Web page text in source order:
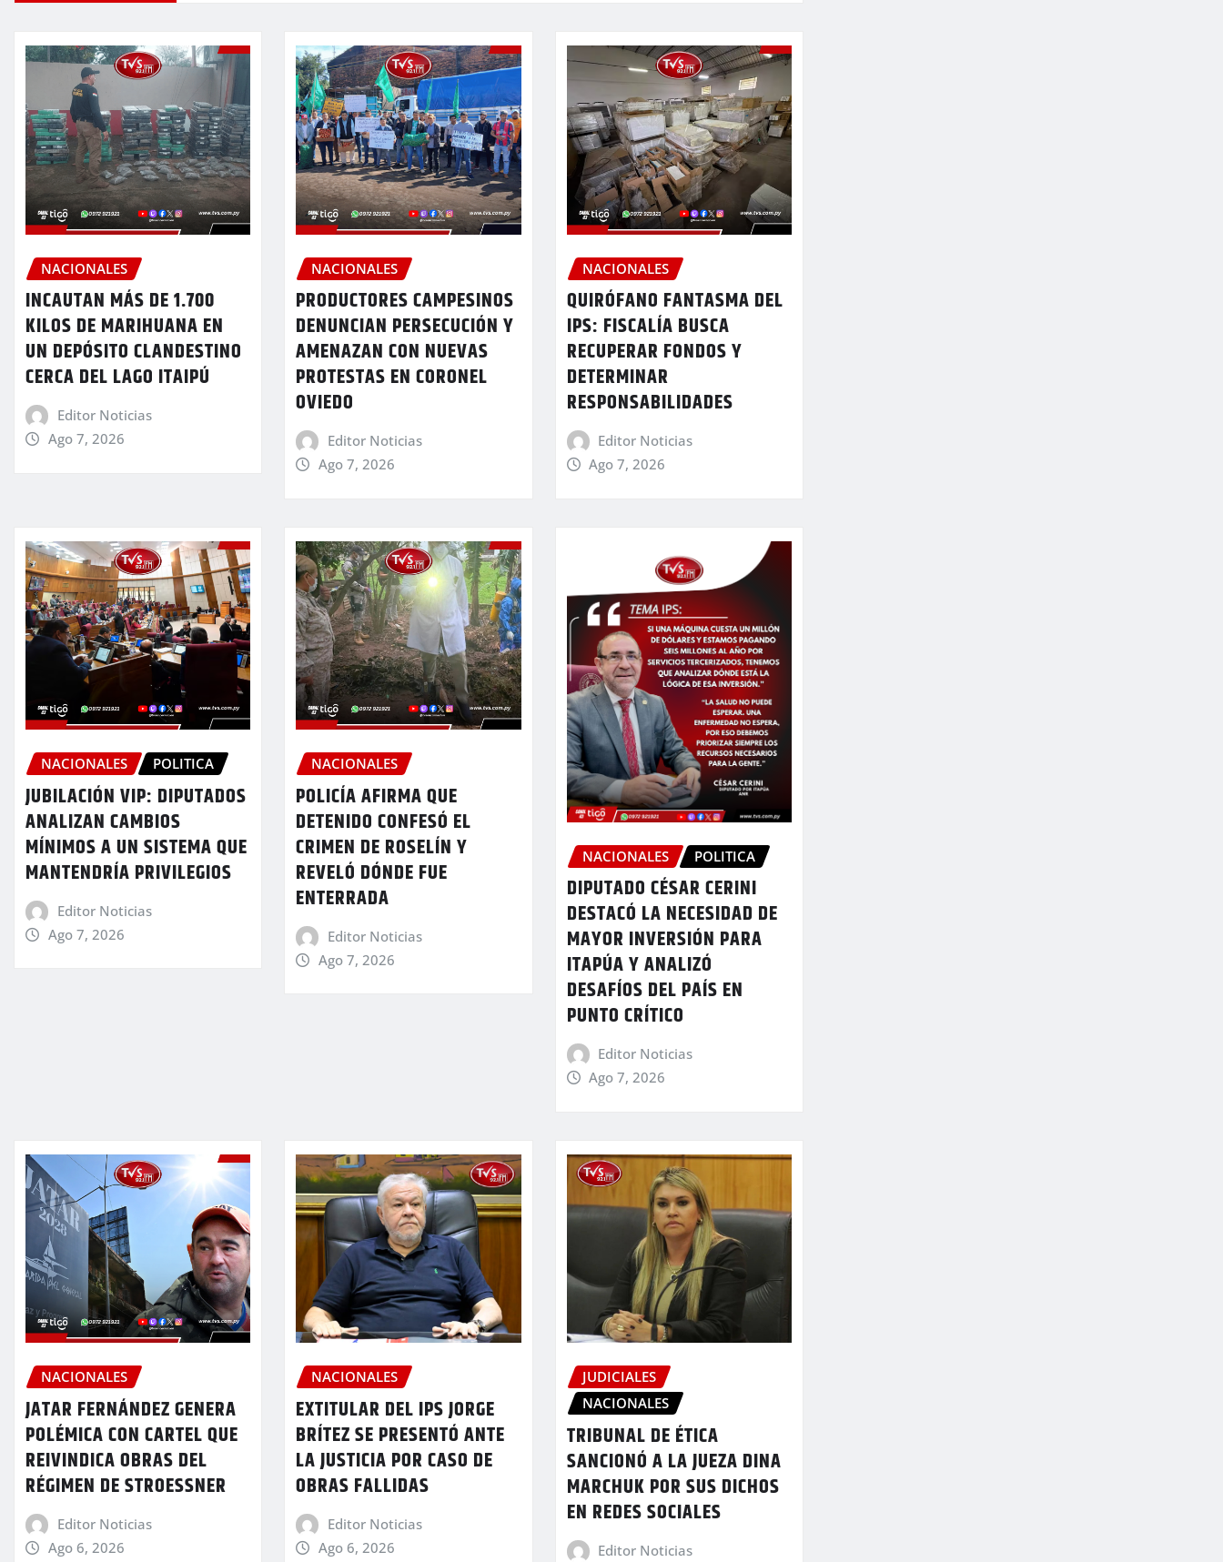
NACIONALES
INCAUTAN MÁS DE 1.700
KILOS DE MARIHUANA EN
UN DEPÓSITO CLANDESTINO
CERCA DEL LAGO ITAIPÚ
Editor Noticias
Ago 7, 2026
NACIONALES
PRODUCTORES CAMPESINOS
DENUNCIAN PERSECUCIÓN Y
AMENAZAN CON NUEVAS
PROTESTAS EN CORONEL
OVIEDO
Editor Noticias
Ago 7, 2026
NACIONALES
QUIRÓFANO FANTASMA DEL
IPS: FISCALÍA BUSCA
RECUPERAR FONDOS Y
DETERMINAR
RESPONSABILIDADES
Editor Noticias
Ago 7, 2026
NACIONALES POLITICA
JUBILACIÓN VIP: DIPUTADOS
ANALIZAN CAMBIOS
MÍNIMOS A UN SISTEMA QUE
MANTENDRÍA PRIVILEGIOS
Editor Noticias
Ago 7, 2026
NACIONALES
POLICÍA AFIRMA QUE
DETENIDO CONFESÓ EL
CRIMEN DE ROSELÍN Y
REVELÓ DÓNDE FUE
ENTERRADA
Editor Noticias
Ago 7, 2026
NACIONALES POLITICA
DIPUTADO CÉSAR CERINI
DESTACÓ LA NECESIDAD DE
MAYOR INVERSIÓN PARA
ITAPÚA Y ANALIZÓ
DESAFÍOS DEL PAÍS EN
PUNTO CRÍTICO
Editor Noticias
Ago 7, 2026
NACIONALES
JATAR FERNÁNDEZ GENERA
POLÉMICA CON CARTEL QUE
REIVINDICA OBRAS DEL
RÉGIMEN DE STROESSNER
Editor Noticias
Ago 6, 2026
NACIONALES
EXTITULAR DEL IPS JORGE
BRÍTEZ SE PRESENTÓ ANTE
LA JUSTICIA POR CASO DE
OBRAS FALLIDAS
Editor Noticias
Ago 6, 2026
JUDICIALES
NACIONALES
TRIBUNAL DE ÉTICA
SANCIONÓ A LA JUEZA DINA
MARCHUK POR SUS DICHOS
EN REDES SOCIALES
Editor Noticias